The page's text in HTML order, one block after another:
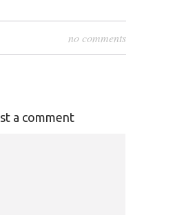
no comments
a comment